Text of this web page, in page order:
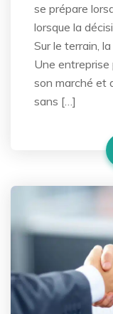
se prépare
lorsque la
Sur le terrain,
Une entreprise
son marché et
sans […]